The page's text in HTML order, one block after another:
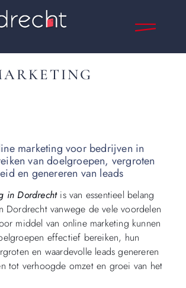
marketing voor bedrijven in
van doelgroepen, vergroten
en genereren van leads
in Dordrechtis van essentieel belang
Dordrecht vanwege de vele voordelen
middel van online marketing kunnen
effectief bereiken, hun
en waardevolle leads genereren
tot verhoogde omzet en groei van het